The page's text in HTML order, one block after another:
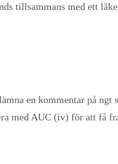
tillsammans med ett
en kommentar på
med AUC (iv) för att få